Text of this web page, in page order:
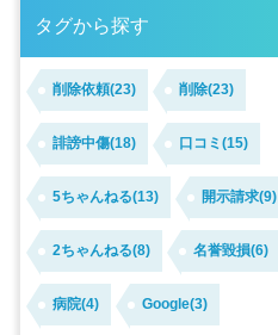
タグから探す
削除依頼(23) 削除(23)
誹謗中傷(18) 口コミ(15)
5ちゃんねる(13) 開示請求(9)
2ちゃんねる(8) 名誉毀損(6)
病院(4) Google(3)